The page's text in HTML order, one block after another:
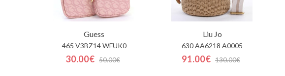
Guess
465 V3BZ14 WFUK0
30.00€ 50.00€
Liu Jo
630 AA6218 A0005
91.00€ 130.00€